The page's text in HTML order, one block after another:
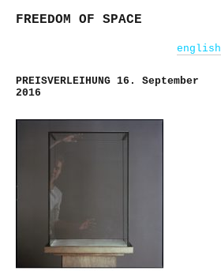
FREEDOM OF SPACE
english
PREISVERLEIHUNG 16. September
2016